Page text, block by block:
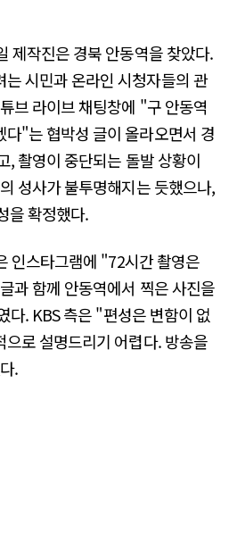
제작진은 경북 안동역을 찾았다.
시민과 온라인 시청자들의 관
브 라이브 채팅창에 "구 안동역
"는 협박성 글이 올라오면서 경
, 촬영이 중단되는 돌발 상황이
성사가 불투명해지는 듯했으나,
을 확정했다.
인스타그램에 "72시간 촬영은
과 함께 안동역에서 찍은 사진을
다. KBS 측은 "편성은 변함이 없
로 설명드리기 어렵다. 방송을
.